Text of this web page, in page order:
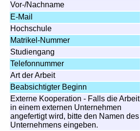
Vor-/Nachname
E-Mail
Hochschule
Matrikel-Nummer
Studiengang
Telefonnummer
Art der Arbeit
Beabsichtigter Beginn
Externe Kooperation - Falls die Arbeit
in einem externen Unternehmen
angefertigt wird, bitte den Namen des
Unternehmens eingeben.